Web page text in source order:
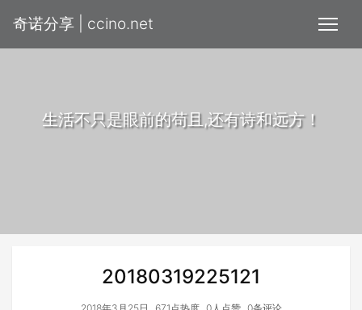
奇诺分享 | ccino.net
生活不只是眼前的苟且,还有诗和远方！
20180319225121